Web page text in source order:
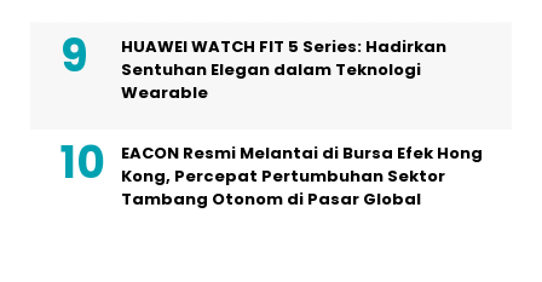
HUAWEI WATCH FIT 5 Series: Hadirkan
Sentuhan Elegan dalam Teknologi
Wearable
EACON Resmi Melantai di Bursa Efek Hong
Kong, Percepat Pertumbuhan Sektor
Tambang Otonom di Pasar Global